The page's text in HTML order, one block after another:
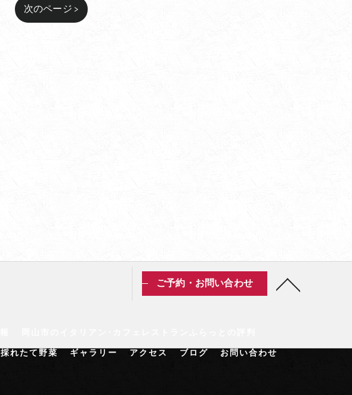
次のページ >
ご予約・お問い合わせ
採れたて野菜 ギャラリー アクセス ブログ
お問い合わせ